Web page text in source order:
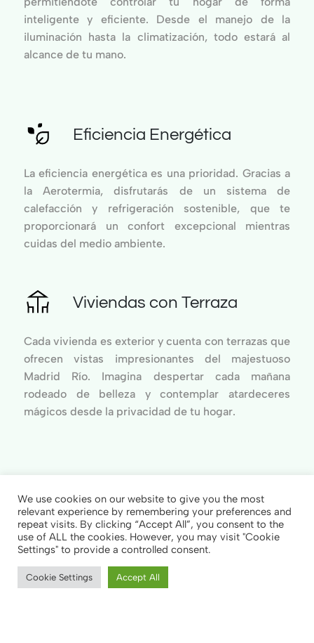
inteligente y eficiente. Desde el manejo de la
iluminación hasta la climatización, todo estará al
alcance de tu mano.
Eficiencia Energética
La eficiencia energética es una prioridad. Gracias a
la Aerotermia, disfrutarás de un sistema de
calefacción y refrigeración sostenible, que te
proporcionará un confort excepcional mientras
cuidas del medio ambiente.
Viviendas con Terraza
Cada vivienda es exterior y cuenta con terrazas que
ofrecen vistas impresionantes del majestuoso
Madrid Río. Imagina despertar cada mañana
rodeado de belleza y contemplar atardeceres
mágicos desde la privacidad de tu hogar.
Zonas Comunes
Nuestro edificio se destaca por sus impresionantes
zonas de piscina y áreas verdes. Sumérgete en la
serenidad y el lujo de la piscina, mientras disfrutas
del entorno exquisitamente diseñado. Relájate en el
We use cookies on our website to give you the most
relevant experience by remembering your preferences and
repeat visits. By clicking “Accept All”, you consent to the
use of ALL the cookies. However, you may visit "Cookie
Settings" to provide a controlled consent.
Cookie Settings Accept All